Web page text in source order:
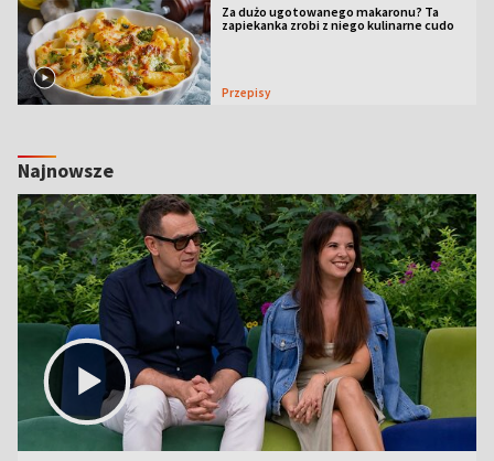
Za dużo ugotowanego makaronu? Ta
zapiekanka zrobi z niego kulinarne cudo
Przepisy
Najnowsze